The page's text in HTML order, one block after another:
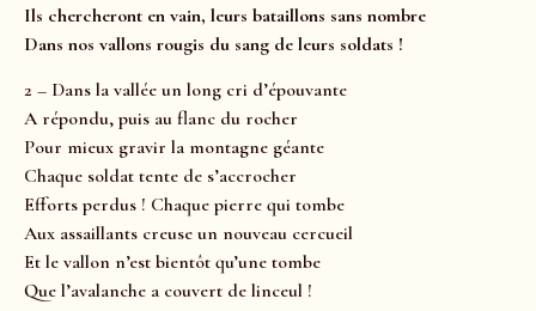
Ils chercheront en vain, leurs bataillons sans nombre
Dans nos vallons rougis du sang de leurs soldats !
2 – Dans la vallée un long cri d’épouvante
A répondu, puis au flanc du rocher
Pour mieux gravir la montagne géante
Chaque soldat tente de s’accrocher
Efforts perdus ! Chaque pierre qui tombe
Aux assaillants creuse un nouveau cercueil
Et le vallon n’est bientôt qu’une tombe
Que l’avalanche a couvert de linceul !